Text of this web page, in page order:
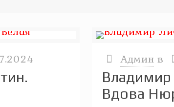
Админ в
Владимир
Вдова